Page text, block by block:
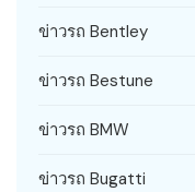
ข่าวรถ Bentley
ข่าวรถ Bestune
ข่าวรถ BMW
ข่าวรถ Bugatti